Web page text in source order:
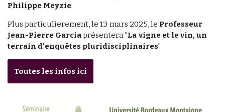
Philippe Meyzie.
Plus particulierement, le 13 mars 2025, le Professeur
Jean-Pierre Garciaprésentera "La vigne et le vin, un
terrain d'enquêtes pluridisciplinaires"
Toutes les infos ici